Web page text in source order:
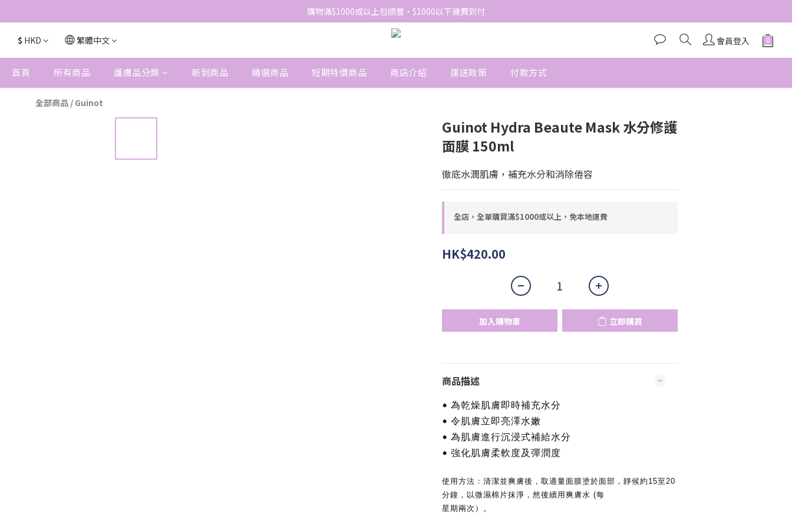
網站免費登記會員，會員優惠價於結帳時自動扣減
購物滿$1000或以上包順豐，$1000以下運費到付
網站免費登記會員，會員優惠價於結帳時自動扣減
$ HKD 繁體中文 會員登入
首頁 所有商品 護膚品分類 新到商品 精選商品 短期特價商品 商店介紹 運送政策 付款方式
全部商品 / Guinot
Guinot Hydra Beaute Mask 水分修護
面膜 150ml
徹底水潤肌膚，補充水分和消除倦容
全店，全單購買滿$1000或以上，免本地運費
HK$420.00
加入購物車 立即購買
商品描述
• 為乾燥肌膚即時補充水分
• 令肌膚立即亮澤水嫩
• 為肌膚進行沉浸式補給水分
• 強化肌膚柔軟度及彈潤度
使用方法：清潔並爽膚後，取適量面膜塗於面部，靜候約15至20
分鐘，以微濕棉片抹淨，然後續用爽膚水 (每
星期兩次）。